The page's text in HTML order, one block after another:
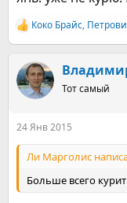
Р
е
к
ц
и
Коко Брайс,
Тот самый
24 Янв 2015
Ли Марголис
Больше всего